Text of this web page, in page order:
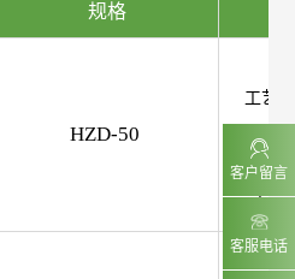
规格
HZD-50
工艺:
适用环
工作
材
客户留言
客服电话